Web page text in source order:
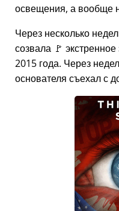
освещения, а вообще
Через несколько
созвала 🚩
2015 года. Через
основателя съехал с